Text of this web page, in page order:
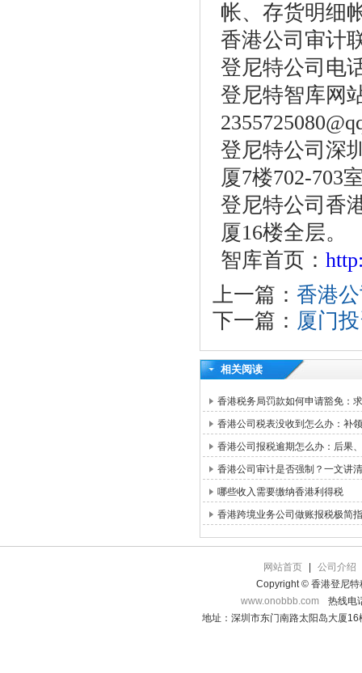
帐、存货明细
香港公司审计
登尼特公司电
登尼特智库网
登尼特公司深
厦7楼702-703
登尼特公司香
厦16楼全层。
智库首页：
上一篇： 香港
下一篇： 厦门
相关阅读
香港税务局罚款如何申请豁免：
香港公司税表没收到怎么办：补
香港公司报税逾期怎么办：后果
香港公司审计是否强制？一文讲清
哪些收入需要缴纳香港利得税
香港跨境业务公司做账报税极简
网站首页
公司介绍
Copyright © 香港登尼特
www.onobbb.com
热线电
地址：深圳市东门南路太阳岛大厦